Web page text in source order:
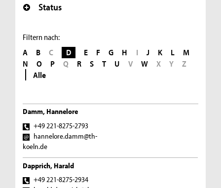
Status
Filtern nach:
A B C D E F G H I J K L
M
N
O P Q R S T U V W X Y
Z
Alle
Damm, Hannelore
+49 221-8275-2793
hannelore.damm@th-
koeln.de
Dapprich, Harald
+49 221-8275-2934